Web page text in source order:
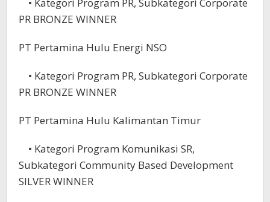
• Kategori Program PR, Subkategori Corporate
PR BRONZE WINNER
PT Pertamina Hulu Energi NSO
• Kategori Program PR, Subkategori Corporate
PR BRONZE WINNER
PT Pertamina Hulu Kalimantan Timur
• Kategori Program Komunikasi SR,
Subkategori Community Based Development
SILVER WINNER